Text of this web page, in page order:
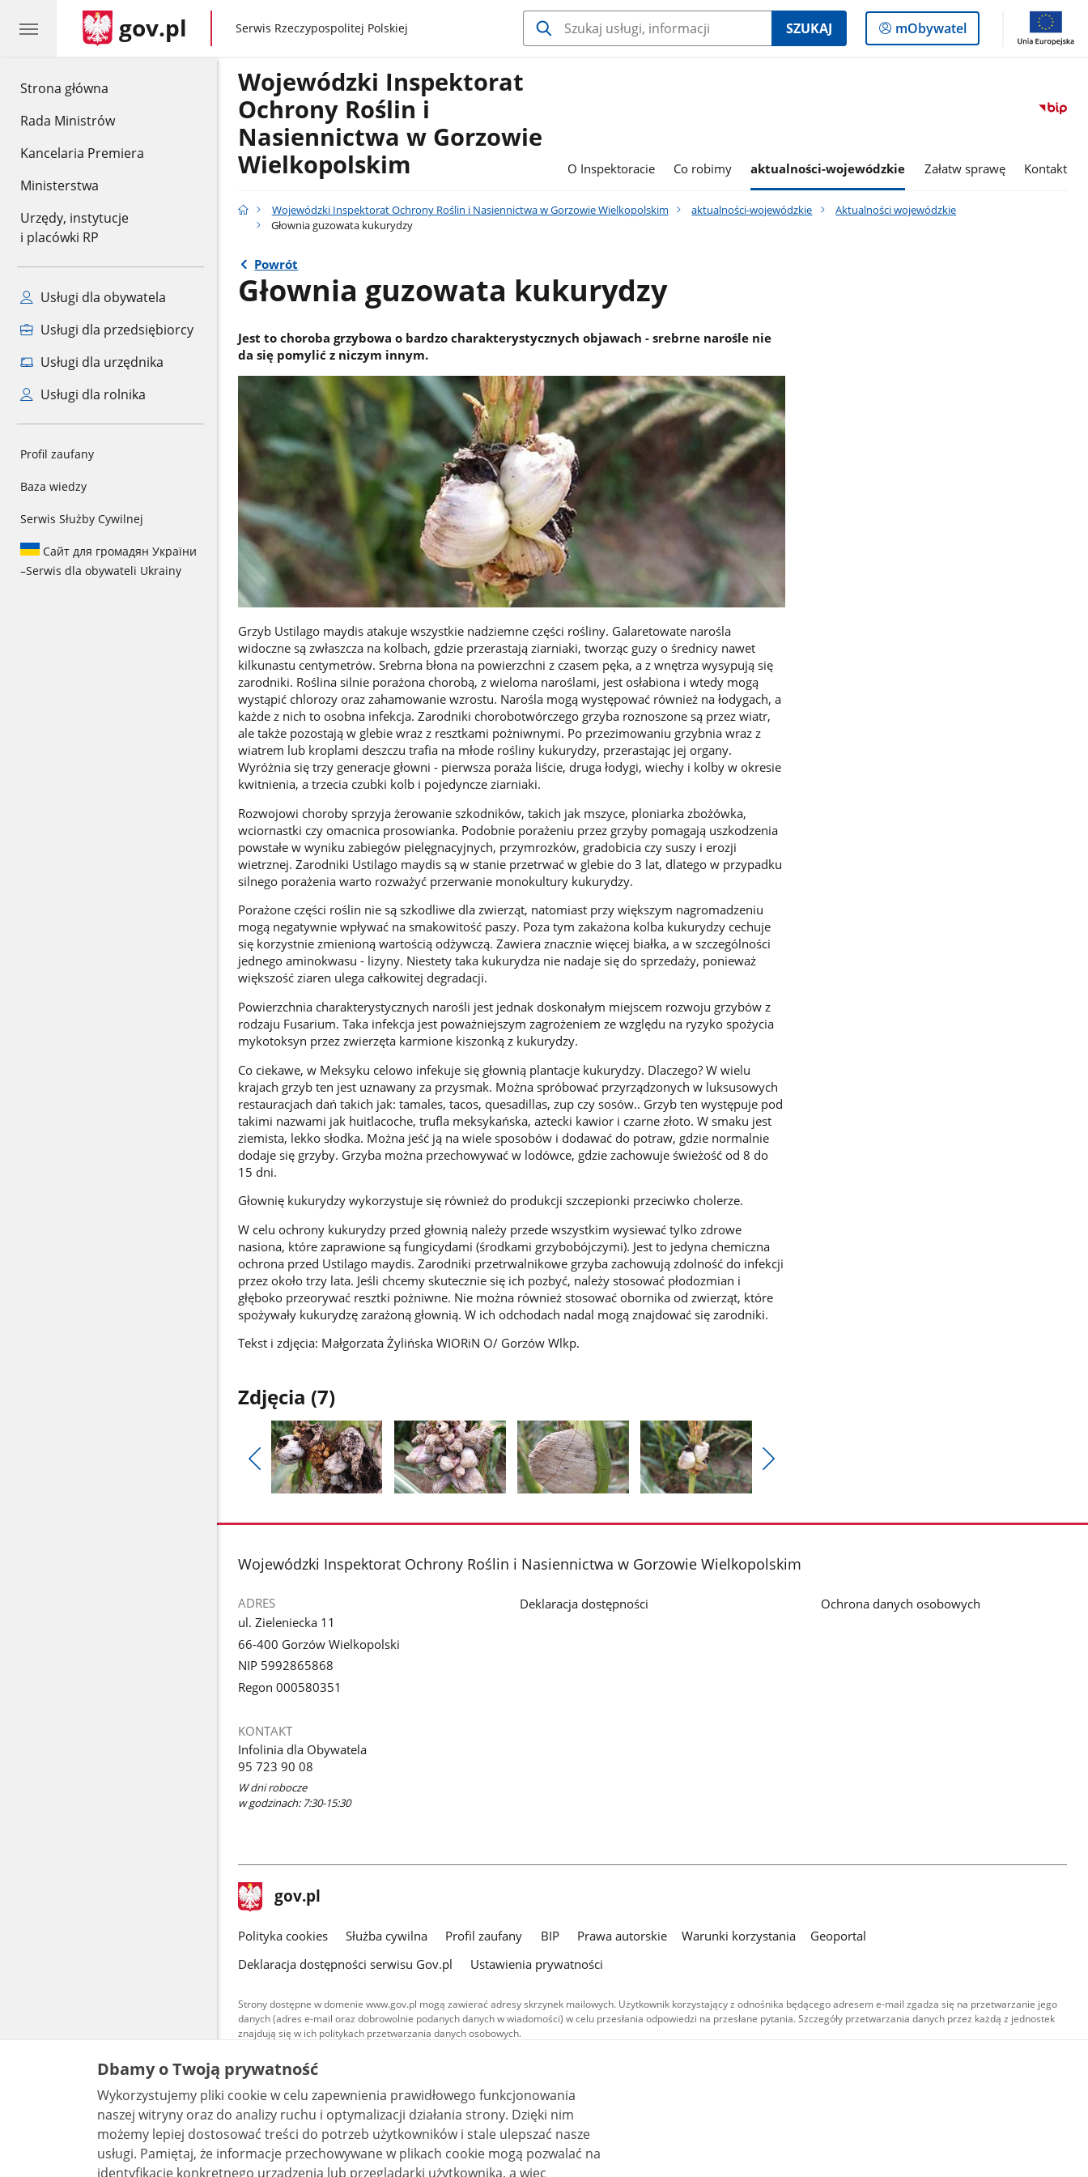
Strona główna
Rada Ministrów
Kancelaria Premiera
Ministerstwa
Urzędy, instytucje
i placówki RP
Usługi dla obywatela
Usługi dla przedsiębiorcy
Usługi dla urzędnika
Usługi dla rolnika
Profil zaufany
Baza wiedzy
Serwis Służby Cywilnej
Сайт для громадян України
–Serwis dla obywateli Ukrainy
gov.pl gov.pl
Serwis Rzeczypospolitej Polskiej SZUKAJ
Logowanie
do
mObywatel
Wojewódzki Inspektorat
Ochrony Roślin i
Nasiennictwa w Gorzowie
Wielkopolskim
O Inspektoracie Co robimy aktualności-wojewódzkie Załatw sprawę Kontakt
Wojewódzki Inspektorat Ochrony Roślin i Nasiennictwa w Gorzowie Wielkopolskim aktualności-wojewódzkie
Aktualności wojewódzkie
Głownia guzowata kukurydzy
Powrót
Głownia guzowata kukurydzy
Jest to choroba grzybowa o bardzo charakterystycznych objawach - srebrne narośle nie
da się pomylić z niczym innym.
Grzyb Ustilago maydis atakuje wszystkie nadziemne części rośliny. Galaretowate narośla
widoczne są zwłaszcza na kolbach, gdzie przerastają ziarniaki, tworząc guzy o średnicy nawet
kilkunastu centymetrów. Srebrna błona na powierzchni z czasem pęka, a z wnętrza wysypują się
zarodniki. Roślina silnie porażona chorobą, z wieloma naroślami, jest osłabiona i wtedy mogą
wystąpić chlorozy oraz zahamowanie wzrostu. Narośla mogą występować również na łodygach, a
każde z nich to osobna infekcja. Zarodniki chorobotwórczego grzyba roznoszone są przez wiatr,
ale także pozostają w glebie wraz z resztkami pożniwnymi. Po przezimowaniu grzybnia wraz z
wiatrem lub kroplami deszczu trafia na młode rośliny kukurydzy, przerastając jej organy.
Wyróżnia się trzy generacje głowni - pierwsza poraża liście, druga łodygi, wiechy i kolby w okresie
kwitnienia, a trzecia czubki kolb i pojedyncze ziarniaki.
Rozwojowi choroby sprzyja żerowanie szkodników, takich jak mszyce, ploniarka zbożówka,
wciornastki czy omacnica prosowianka. Podobnie porażeniu przez grzyby pomagają uszkodzenia
powstałe w wyniku zabiegów pielęgnacyjnych, przymrozków, gradobicia czy suszy i erozji
wietrznej. Zarodniki Ustilago maydis są w stanie przetrwać w glebie do 3 lat, dlatego w przypadku
silnego porażenia warto rozważyć przerwanie monokultury kukurydzy.
Porażone części roślin nie są szkodliwe dla zwierząt, natomiast przy większym nagromadzeniu
mogą negatywnie wpływać na smakowitość paszy. Poza tym zakażona kolba kukurydzy cechuje
się korzystnie zmienioną wartością odżywczą. Zawiera znacznie więcej białka, a w szczególności
jednego aminokwasu - lizyny. Niestety taka kukurydza nie nadaje się do sprzedaży, ponieważ
większość ziaren ulega całkowitej degradacji.
Powierzchnia charakterystycznych narośli jest jednak doskonałym miejscem rozwoju grzybów z
rodzaju Fusarium. Taka infekcja jest poważniejszym zagrożeniem ze względu na ryzyko spożycia
mykotoksyn przez zwierzęta karmione kiszonką z kukurydzy.
Co ciekawe, w Meksyku celowo infekuje się głownią plantacje kukurydzy. Dlaczego? W wielu
krajach grzyb ten jest uznawany za przysmak. Można spróbować przyrządzonych w luksusowych
restauracjach dań takich jak: tamales, tacos, quesadillas, zup czy sosów.. Grzyb ten występuje pod
takimi nazwami jak huitlacoche, trufla meksykańska, aztecki kawior i czarne złoto. W smaku jest
ziemista, lekko słodka. Można jeść ją na wiele sposobów i dodawać do potraw, gdzie normalnie
dodaje się grzyby. Grzyba można przechowywać w lodówce, gdzie zachowuje świeżość od 8 do
15 dni.
Głownię kukurydzy wykorzystuje się również do produkcji szczepionki przeciwko cholerze.
W celu ochrony kukurydzy przed głownią należy przede wszystkim wysiewać tylko zdrowe
nasiona, które zaprawione są fungicydami (środkami grzybobójczymi). Jest to jedyna chemiczna
ochrona przed Ustilago maydis. Zarodniki przetrwalnikowe grzyba zachowują zdolność do infekcji
przez około trzy lata. Jeśli chcemy skutecznie się ich pozbyć, należy stosować płodozmian i
głęboko przeorywać resztki pożniwne. Nie można również stosować obornika od zwierząt, które
spożywały kukurydzę zarażoną głownią. W ich odchodach nadal mogą znajdować się zarodniki.
Tekst i zdjęcia: Małgorzata Żylińska WIORiN O/ Gorzów Wlkp.
Zdjęcia (7)
Pokaż
poprzednie
galerii.
galerii.
galerii.
galerii.
stopka
Wojewódzki Inspektorat Ochrony Roślin i Nasiennictwa w Gorzowie Wielkopolskim
ADRES
ul. Zieleniecka 11
66-400 Gorzów Wielkopolski
NIP 5992865868
Regon 000580351
KONTAKT
Infolinia dla Obywatela
95 723 90 08
W dni robocze
w godzinach: 7:30-15:30
Deklaracja dostępności Ochrona danych osobowych
stopka
gov.pl Strona
gov.pl
gov.pl
Polityka cookies Służba cywilna Profil zaufany BIP Prawa autorskie Warunki korzystania
Geoportal
Deklaracja dostępności serwisu Gov.pl
Ustawienia prywatności
Strony dostępne w domenie www.gov.pl mogą zawierać adresy skrzynek mailowych. Użytkownik korzystający z odnośnika będącego adresem e-mail zgadza się na przetwarzanie jego
danych (adres e-mail oraz dobrowolnie podanych danych w wiadomości) w celu przesłania odpowiedzi na przesłane pytania. Szczegóły przetwarzania danych przez każdą z jednostek
znajdują się w ich politykach przetwarzania danych osobowych.
Treści tekstowe publikowane w serwisie (z wyłączeniem treści audiowizualnych), są
udostępniane na licencji typu Creative Commons: uznanie autorstwa - na tych samych
warunkach 4.0 (CC BY-SA 4.0). Materiały audiowizualne, w tym zdjęcia, materiały audio i wideo,
są udostępniane na licencji typu Creative Commons: uznanie autorstwa użycie niekomercyjne -
bez utworów zależnych 4.0 (CC BY-NC-ND 4.0), o ile nie jest to stwierdzone inaczej.
Dbamy o Twoją prywatność
Wykorzystujemy pliki cookie w celu zapewnienia prawidłowego funkcjonowania
naszej witryny oraz do analizy ruchu i optymalizacji działania strony. Dzięki nim
możemy lepiej dostosować treści do potrzeb użytkowników i stale ulepszać nasze
usługi. Pamiętaj, że informacje przechowywane w plikach cookie mogą pozwalać na
identyfikację konkretnego urządzenia lub przeglądarki użytkownika, a więc